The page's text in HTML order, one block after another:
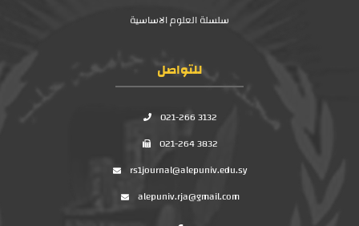
سلسلة العلوم الاساسية
للتواصل
021-266 3132
021-264 3832
rs1journal@alepuniv.edu.sy
alepuniv.rja@gmail.com